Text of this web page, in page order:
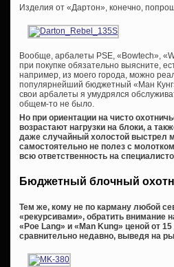
Изделия от «Дартон», конечно,
Вообще, арбалеты PSE, «Bowtech»,
при покупке обязательно выясните,
например, из моего города, можно
популярнейший бюджетный «Ман
свои арбалеты я умудрялся
общем-то не было.
Но при ориентации на чисто
возрастают нагрузки на блоки, а
даже случайный холостой выстрел
самостоятельно не полез с
всю ответственность на
Бюджетный блочный
Тем же, кому не по карману любой
«рекурсивами», обратить внимание
«Poe Lang» и «Man Kung» ценой от
сравнительно недавно, выведя на